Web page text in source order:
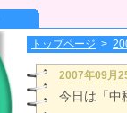
トップページ >
2007年09月
今日は「中